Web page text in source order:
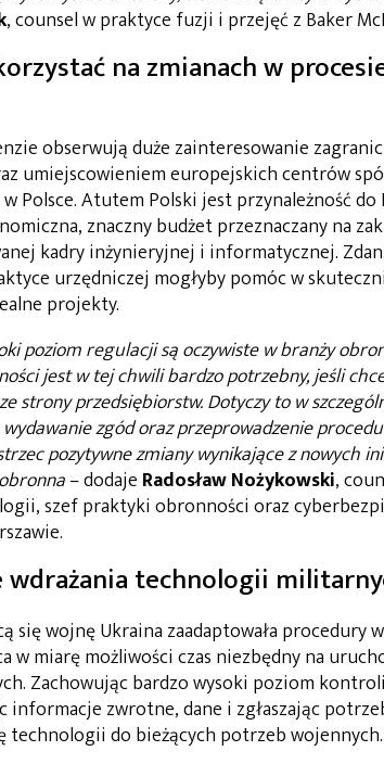
, counsel w praktyce fuzji i przejęć z Baker
na zmianach w
obserwują duże zainteresowanie
umiejscowieniem europejskich centrów
Polsce. Atutem Polski jest przynależność
znaczny budżet przeznaczany na
kadry inżynieryjnej i informatycznej.
urzędniczej mogłyby pomóc w
projekty.
poziom regulacji są oczywiste w branży
jest w tej chwili bardzo potrzebny, jeśli
strony przedsiębiorstw. Dotyczy to w
zgód oraz przeprowadzenie
pozytywne zmiany wynikające z nowych
– dodaje Radosław Nożykowski,
szef praktyki obronności oraz
wdrażania technologii
się wojnę Ukraina zaadaptowała procedury
w miarę możliwości czas niezbędny na
Zachowując bardzo wysoki poziom
informacje zwrotne, dane i zgłaszając
technologii do bieżących potrzeb wojennych.